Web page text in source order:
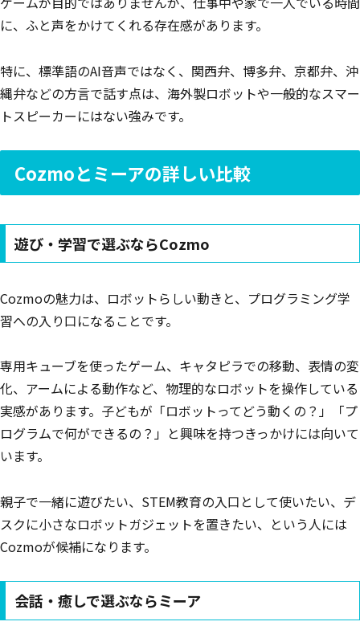
に、ふと声をかけてくれる存在感があります。
特に、標準語のAI音声ではなく、関西弁、博多弁、京都弁、沖
縄弁などの方言で話す点は、海外製ロボットや一般的なスマー
トスピーカーにはない強みです。
Cozmoとミーアの詳しい比較
遊び・学習で選ぶならCozmo
Cozmoの魅力は、ロボットらしい動きと、プログラミング学
習への入り口になることです。
専用キューブを使ったゲーム、キャタピラでの移動、表情の変
化、アームによる動作など、物理的なロボットを操作している
実感があります。子どもが「ロボットってどう動くの？」「プ
ログラムで何ができるの？」と興味を持つきっかけには向いて
います。
親子で一緒に遊びたい、STEM教育の入口として使いたい、デ
スクに小さなロボットガジェットを置きたい、という人には
Cozmoが候補になります。
会話・癒しで選ぶならミーア